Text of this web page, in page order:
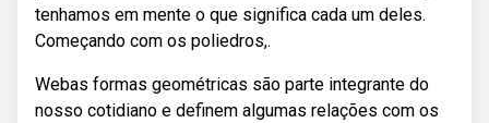
tenhamos em mente o que significa cada um deles.
Começando com os poliedros,.
Webas formas geométricas são parte integrante do
nosso cotidiano e definem algumas relações com os